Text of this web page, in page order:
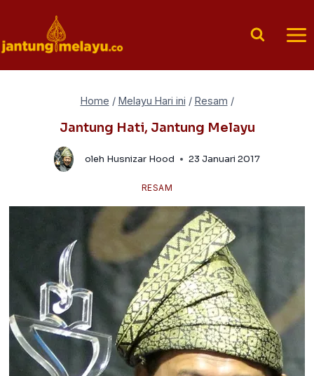
content
Home / Melayu Hari ini / Resam /
Jantung Hati, Jantung Melayu
oleh Husnizar Hood 23 Januari 2017
RESAM